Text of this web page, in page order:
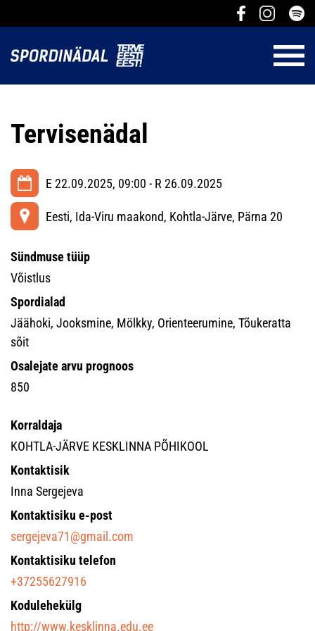
Tervisenädal
E 22.09.2025, 09:00 - R 26.09.2025
Eesti, Ida-Viru maakond, Kohtla-Järve, Pärna 20
Sündmuse tüüp
Võistlus
Spordialad
Jäähoki, Jooksmine, Mölkky, Orienteerumine, Tõukeratta
sõit
Osalejate arvu prognoos
850
Korraldaja
KOHTLA-JÄRVE KESKLINNA PÕHIKOOL
Kontaktisik
Inna Sergejeva
Kontaktisiku e-post
sergejeva71@gmail.com
Kontaktisiku telefon
+37255627916
Kodulehekülg
http://www.kesklinna.edu.ee